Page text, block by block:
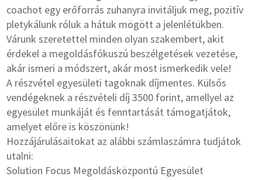
coachot egy erőforrás zuhanyra invitáljuk meg, pozitív
pletykálunk róluk a hátuk mögött a jelenlétükben.
Várunk szeretettel minden olyan szakembert, akit
érdekel a megoldásfókuszú beszélgetések vezetése,
akár ismeri a módszert, akár most ismerkedik vele!
A részvétel egyesületi tagoknak díjmentes. Külsős
vendégeknek a részvételi díj 3500 forint, amellyel az
egyesület munkáját és fenntartását támogatjátok,
amelyet előre is köszönünk!
Hozzájárulásaitokat az alábbi számlaszámra tudjátok
utalni:
Solution Focus Megoldásközpontú Egyesület